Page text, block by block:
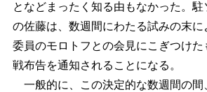
となどまったく知る由もなかった。
の佐藤は、数週間にわたる試みの末に
委員のモロトフとの会見にこぎつけた
戦布告を通知されることになる。
一般的に、この決定的な数週間の間